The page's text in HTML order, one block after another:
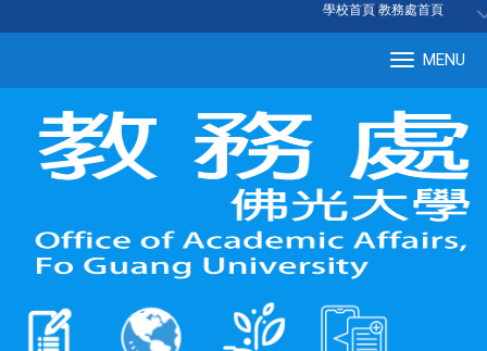
學校首頁 教務處首頁
MENU